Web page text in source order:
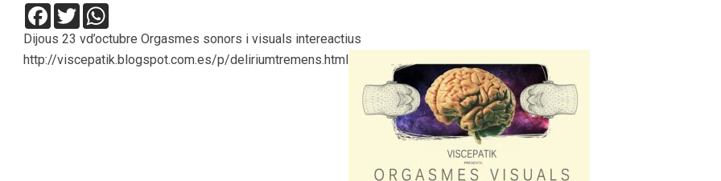
Facebook
Twitter
Dijous 23 vd’octubre Orgasmes sonors i visuals intereactius
http://viscepatik.blogspot.com.es/p/deliriumtremens.html